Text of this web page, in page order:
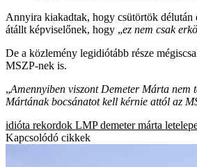
Annyira kiakadtak, hogy csütörtök délután
átállt képviselőnek, hogy „ez nem csak
De a közlemény legidiótább része
MSZP-nek is.
„Amennyiben viszont Demeter Márta nem
Mártának bocsánatot kell kérnie attól az
idióta rekordok LMP demeter márta
Kapcsolódó cikkek